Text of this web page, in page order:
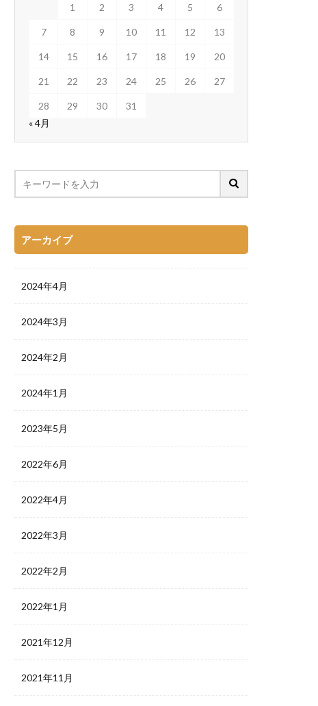
1 2 3 4 5 6
7 8 9 10 11 12 13
14 15 16 17 18 19 20
21 22 23 24 25 26 27
28 29 30
31
« 4月
アーカイブ
2024年4月
2024年3月
2024年2月
2024年1月
2023年5月
2022年6月
2022年4月
2022年3月
2022年2月
2022年1月
2021年12月
2021年11月